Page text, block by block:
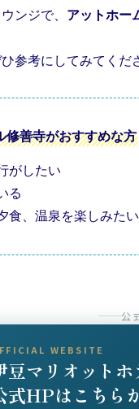
ンジで、 アットホー
参考にしてみてくだ
修善寺がおすすめな方
がしたい
る
食、温泉を楽しみたい
公
WEBSITE
豆マリオット
式HPはこちら